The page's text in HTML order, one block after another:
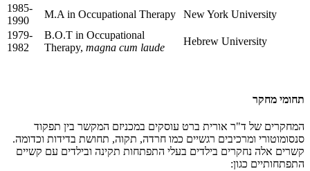
1985-
1990
M.A in Occupational Therapy
New York University
1979-
1982
B.O.T in Occupational
Therapy, magna cum laude
Hebrew University
תחומי מחקר
המחקרים של ד"ר אורית ברט עוסקים במכניזם המקשר בין תפקוד
סנסומוטורי ומרכיבים רגשיים כמו חרדה, תקוה, תחושת בדידות וכדומה.
קשרים אלה נחקרים בילדים בעלי התפתחות תקינה ובילדים עם קשיים
התפתחותיים כגון: